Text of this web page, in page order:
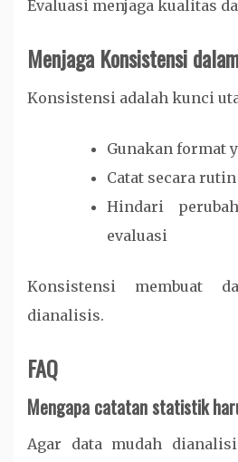
Evaluasi menjaga kualitas
Menjaga Konsistensi
Konsistensi adalah kunci
Gunakan format
Catat secara rutin
Hindari
evaluasi
Konsistensi membuat
dianalisis.
FAQ
Mengapa catatan statistik
Agar data mudah